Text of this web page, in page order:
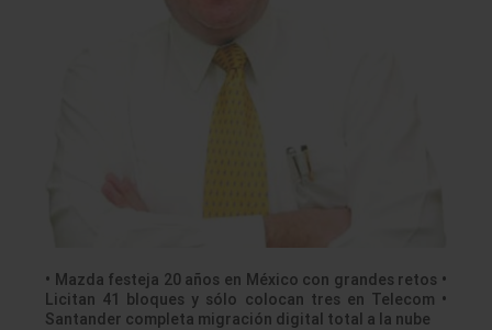
• Mazda festeja 20 años en México con grandes retos •
Licitan 41 bloques y sólo colocan tres en Telecom •
Santander completa migración digital total a la nube